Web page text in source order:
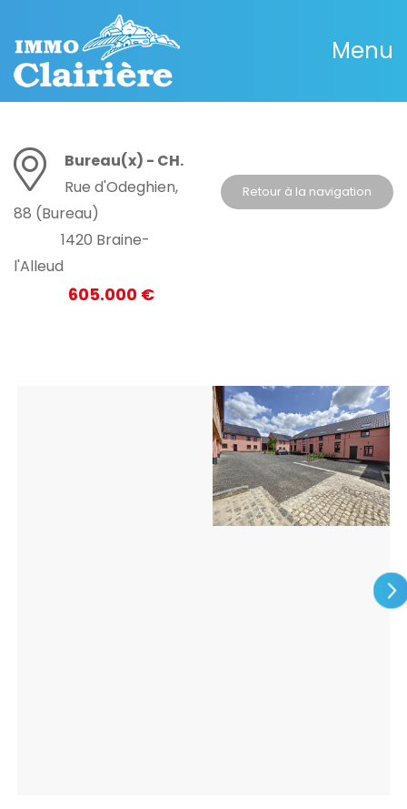
Menu
Bureau(x) - CH.
Rue d'Odeghien,
88 (Bureau)
1420 Braine-
l'Alleud
605.000 €
Retour à la navigation